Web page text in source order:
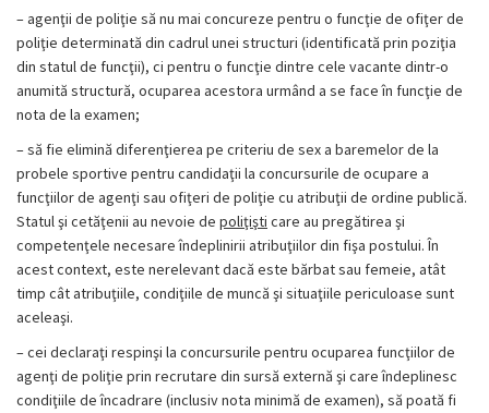
– agenţii de poliţie să nu mai concureze pentru o funcţie de ofiţer de
poliţie determinată din cadrul unei structuri (identificată prin poziţia
din statul de funcţii), ci pentru o funcţie dintre cele vacante dintr-o
anumită structură, ocuparea acestora urmând a se face în funcţie de
nota de la examen;
– să fie elimină diferenţierea pe criteriu de sex a baremelor de la
probele sportive pentru candidaţii la concursurile de ocupare a
funcţiilor de agenţi sau ofiţeri de poliţie cu atribuţii de ordine publică.
Statul şi cetăţenii au nevoie de poliţişti care au pregătirea şi
competenţele necesare îndeplinirii atribuţiilor din fişa postului. În
acest context, este nerelevant dacă este bărbat sau femeie, atât
timp cât atribuţiile, condiţiile de muncă şi situaţiile periculoase sunt
aceleaşi.
– cei declaraţi respinşi la concursurile pentru ocuparea funcţiilor de
agenţi de poliţie prin recrutare din sursă externă şi care îndeplinesc
condiţiile de încadrare (inclusiv nota minimă de examen), să poată fi